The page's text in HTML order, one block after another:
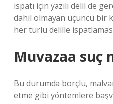
ispatı için yazılı delil de
dahil olmayan üçüncü bir
her türlü delille
Muvazaa suç
Bu durumda borçlu,
etme gibi yöntemlere